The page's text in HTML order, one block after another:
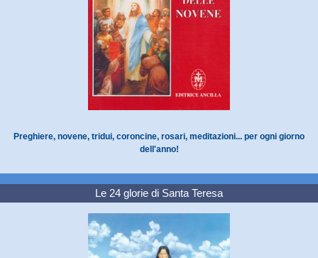
Preghiere, novene, tridui, coroncine, rosari, meditazioni... per ogni giorno
dell'anno!
Le 24 glorie di Santa Teresa